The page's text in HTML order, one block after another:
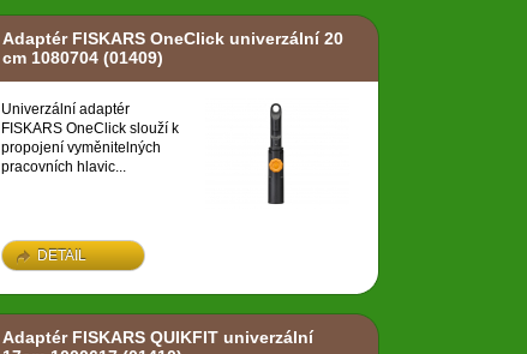
Adaptér FISKARS OneClick univerzální 20
cm 1080704 (01409)
Univerzální adaptér
FISKARS OneClick slouží k
propojení vyměnitelných
pracovních hlavic...
DETAIL
Adaptér FISKARS QUIKFIT univerzální